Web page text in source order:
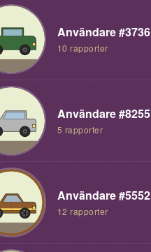
Användare #3736
10 rapporter
Användare #8255
5 rapporter
Användare #5552
12 rapporter